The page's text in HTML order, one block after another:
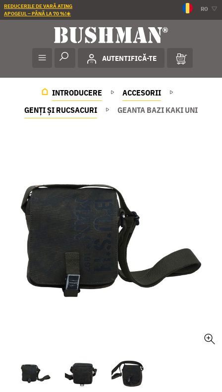
REDUCERILE DE VARĂ ATING
APOGEUL – PÂNĂ LA 70 %!☀️
RO
AUTENTIFICĂ-TE
INTRODUCERE
ACCESORII
GENȚI ȘI RUCSACURI
GEANTA BAZI KAKI UNI